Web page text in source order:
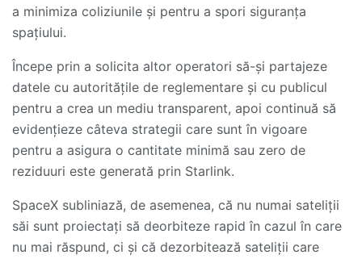
a minimiza coliziunile și pentru a spori siguranța
spațiului.
Începe prin a solicita altor operatori să-și partajeze
datele cu autoritățile de reglementare și cu publicul
pentru a crea un mediu transparent, apoi continuă să
evidențieze câteva strategii care sunt în vigoare
pentru a asigura o cantitate minimă sau zero de
reziduuri este generată prin Starlink.
SpaceX subliniază, de asemenea, că nu numai sateliții
săi sunt proiectați să deorbiteze rapid în cazul în care
nu mai răspund, ci și că dezorbitează sateliții care